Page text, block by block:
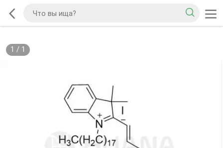
1 / 1